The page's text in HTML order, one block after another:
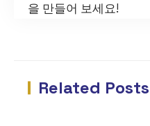
을 만들어 보세요!
Related Posts